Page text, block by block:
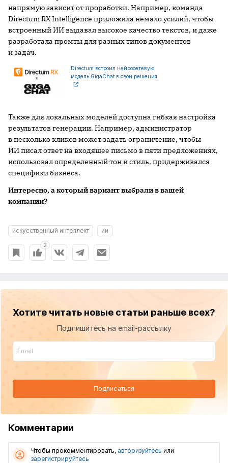
напрямую зависит от проработки. Например, команда
Directum RX Intelligence приложила немало усилий, чтобы
встроенный ИИ выдавал высокое качество текстов, и даже
разработала промты для разных типов документов
и задач.
Directum встроил нейросетевую
модель GigaChat в свои решения
Также для локальных моделей доступна гибкая настройка
результатов генерации. Например, администратор
в несколько кликов может задать ограничение, чтобы
ИИ писал ответ на входящее письмо в пяти предложениях,
использовал определенный тон и стиль, придерживался
специфики бизнеса.
Интересно, а который вариант выбрали в вашей
компании?
искусственный интеллект ии
2
Хотите читать новые статьи раньше всех?
Подпишитесь на email-рассылку
Подписаться
Комментарии
Чтобы прокомментировать, авторизуйтесь или
зарегистрируйтесь